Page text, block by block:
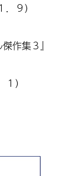
９）
作集３』
）